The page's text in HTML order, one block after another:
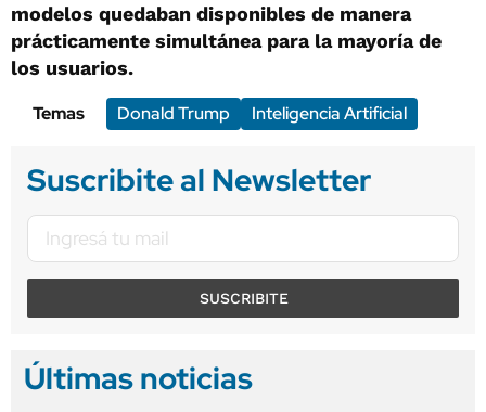
modelos quedaban disponibles de manera
prácticamente simultánea para la mayoría de
los usuarios.
Temas
Donald Trump Inteligencia Artificial
Suscribite al Newsletter
SUSCRIBITE
Últimas noticias